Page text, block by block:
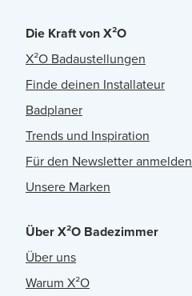
Die Kraft von X²O
X²O Badaustellungen
Finde deinen Installateur
Badplaner
Trends und Inspiration
Für den Newsletter anmelden
Unsere Marken
Über X²O Badezimmer
Über uns
Warum X²O